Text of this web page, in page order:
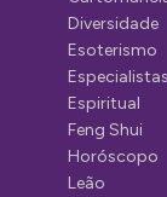
Diversidade
Esoterismo
Especialistas
Espiritual
Feng Shui
Horóscopo
Leão